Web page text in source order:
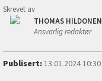
Skrevet av
THOMAS HILDONEN
Ansvarlig redaktør
Publisert:13.01.2024 10:30